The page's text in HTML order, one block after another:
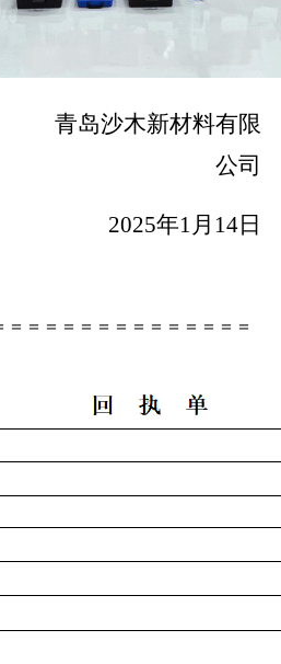
青岛沙木新材料有限
公司
2025年1月 14日
＝＝＝＝＝＝＝＝＝＝＝＝＝＝